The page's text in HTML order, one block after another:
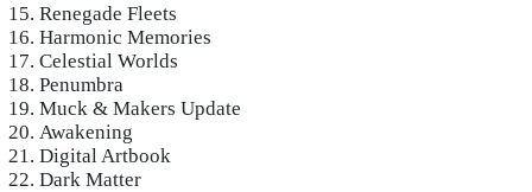
Renegade Fleets
Harmonic Memories
Celestial Worlds
Penumbra
Muck & Makers Update
Awakening
Digital Artbook
Dark Matter